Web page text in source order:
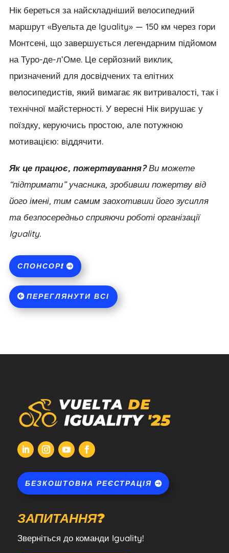
Нік береться за найскладніший велосипедний
маршрут «Вуельта де Iguality» — 150 км через гори
Монтсені, що завершується легендарним підйомом
на Туро-де-л’Оме. Це серйозний виклик,
призначений для досвідчених та елітних
велосипедистів, який вимагає як витривалості, так і
технічної майстерності. У вересні Нік вирушає у
поїздку, керуючись простою, але потужною
мотивацією: віддячити.
Як це працює, пожертвування?Ви можете
“підтримати” учасника, зробивши пожертву від
його імені, тим самим заохотивши його зусилля
та безпосередньо сприяючи роботі організації
Iguality.
СПОНСОР!
ПЕРЕГЛЯНУТИ ВСІ
БЕЗКОШТОВНА РЕЄСТРАЦІЯ
ЗАПИТАННЯ?
Зверніться до команди Iguality!